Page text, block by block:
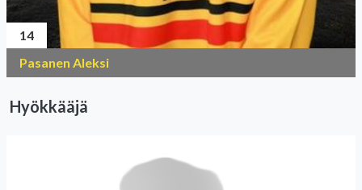
14
Pasanen Aleksi
Hyökkääjä